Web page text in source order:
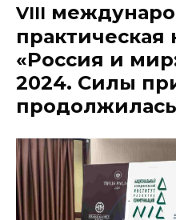
VIII
«Россия и
2024. Силы